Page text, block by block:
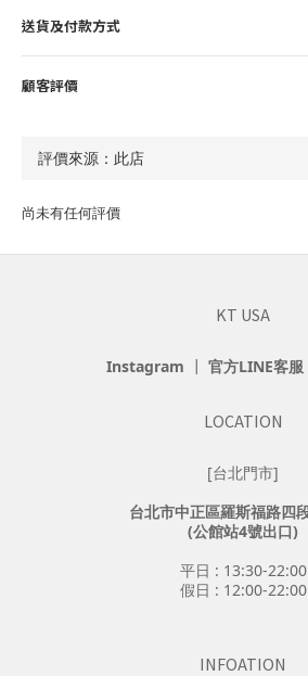
送貨及付款方式
顧客評價
尚未有任何評價
KT USA
Instagram ┃ 官方LINE客服
LOCATION
[台北門市]
台北市中正區羅斯福路四
(公館站4號出口)
平日 : 13:30-22:00
假日 : 12:00-22:00
INFOATION